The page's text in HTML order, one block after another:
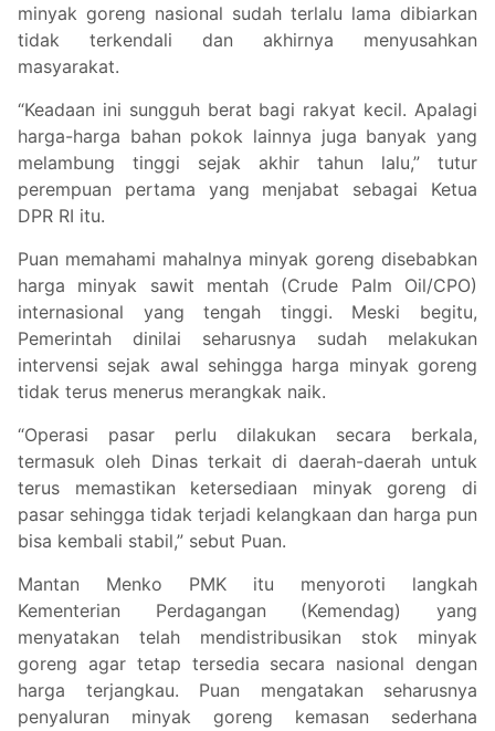
minyak goreng nasional sudah terlalu lama dibiarkan
tidak terkendali dan akhirnya menyusahkan
masyarakat.
“Keadaan ini sungguh berat bagi rakyat kecil. Apalagi
harga-harga bahan pokok lainnya juga banyak yang
melambung tinggi sejak akhir tahun lalu,” tutur
perempuan pertama yang menjabat sebagai Ketua
DPR RI itu.
Puan memahami mahalnya minyak goreng disebabkan
harga minyak sawit mentah (Crude Palm Oil/CPO)
internasional yang tengah tinggi. Meski begitu,
Pemerintah dinilai seharusnya sudah melakukan
intervensi sejak awal sehingga harga minyak goreng
tidak terus menerus merangkak naik.
“Operasi pasar perlu dilakukan secara berkala,
termasuk oleh Dinas terkait di daerah-daerah untuk
terus memastikan ketersediaan minyak goreng di
pasar sehingga tidak terjadi kelangkaan dan harga pun
bisa kembali stabil,” sebut Puan.
Mantan Menko PMK itu menyoroti langkah
Kementerian Perdagangan (Kemendag) yang
menyatakan telah mendistribusikan stok minyak
goreng agar tetap tersedia secara nasional dengan
harga terjangkau. Puan mengatakan seharusnya
penyaluran minyak goreng kemasan sederhana